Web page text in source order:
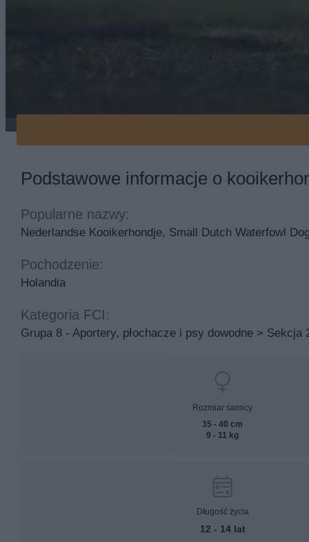
Podstawowe informacje o
Popularne nazwy:
Nederlandse Kooikerhondje, Small Dutch Waterfowl
Pochodzenie:
Holandia
Kategoria FCI:
Grupa 8 - Aportery, płochacze i psy dowodne > Sekcja
Rozmiar samicy
35 - 40 cm
9 - 11 kg
Długość życia
12 - 14 lat